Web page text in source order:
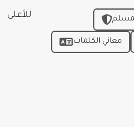
للأعلى
معاني الكلمات